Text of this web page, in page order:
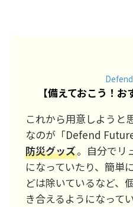
【備えておこう！お
これから用意しようと
なのが「Defend
防災グッズ。自分でリ
になっていたり、簡単
どは除いているなど、
き合えるようになってい